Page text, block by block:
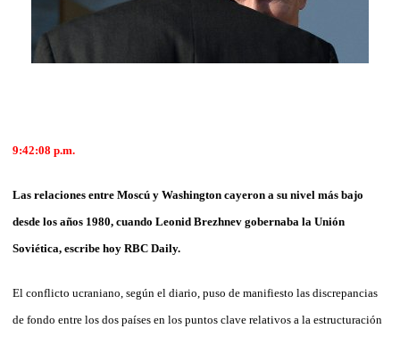
9:42:08 p.m.
Las relaciones entre Moscú y Washington cayeron a su nivel más bajo
desde los años 1980, cuando Leonid Brezhnev gobernaba la Unión
Soviética, escribe hoy RBC Daily.
El conflicto ucraniano, según el diario, puso de manifiesto las discrepancias
de fondo entre los dos países en los puntos clave relativos a la estructuración